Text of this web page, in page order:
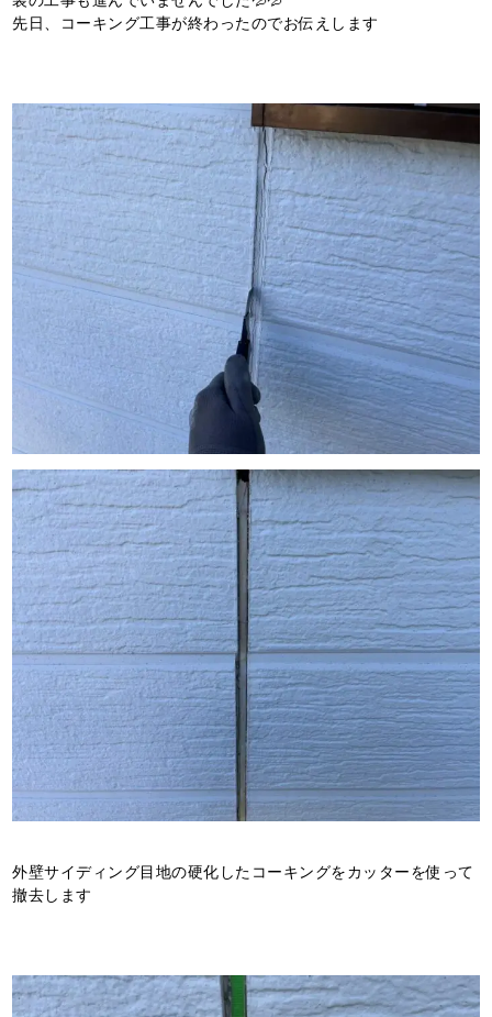
先日、コーキング工事が終わったのでお伝えします
外壁サイディング目地の硬化したコーキングをカッターを使って
撤去します